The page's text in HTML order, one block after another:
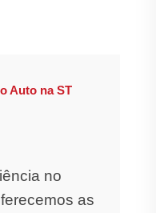
Auto na ST
no
as